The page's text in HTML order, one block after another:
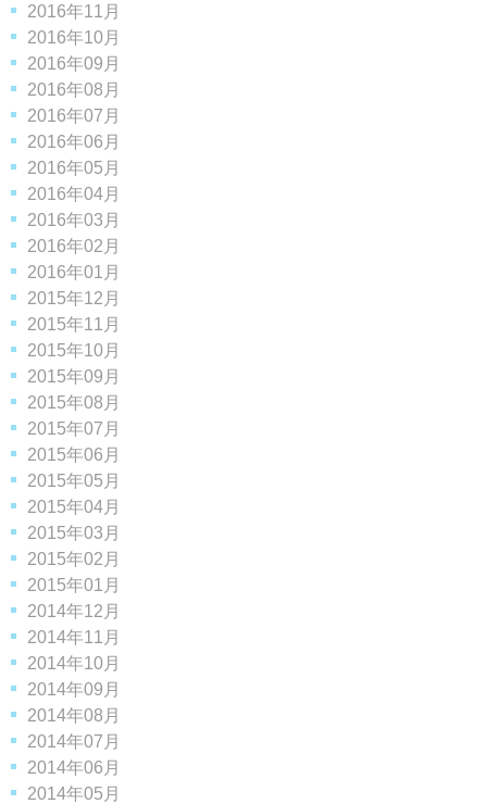
2016年11月
2016年10月
2016年09月
2016年08月
2016年07月
2016年06月
2016年05月
2016年04月
2016年03月
2016年02月
2016年01月
2015年12月
2015年11月
2015年10月
2015年09月
2015年08月
2015年07月
2015年06月
2015年05月
2015年04月
2015年03月
2015年02月
2015年01月
2014年12月
2014年11月
2014年10月
2014年09月
2014年08月
2014年07月
2014年06月
2014年05月